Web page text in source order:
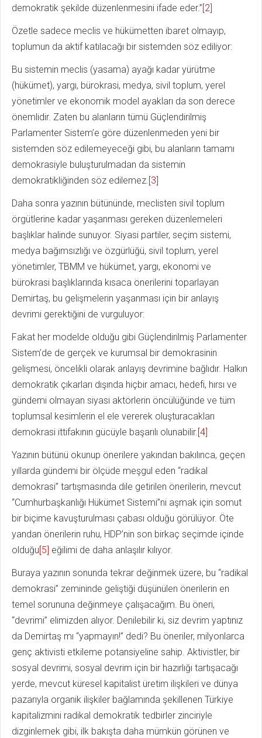
demokratik şekilde düzenlenmesini ifade eder.”[2]
Özetle sadece meclis ve hükümetten ibaret olmayıp,
toplumun da aktif katılacağı bir sistemden söz ediliyor:
Bu sistemin meclis (yasama) ayağı kadar yürütme
(hükümet), yargı, bürokrasi, medya, sivil toplum, yerel
yönetimler ve ekonomik model ayakları da son derece
önemlidir. Zaten bu alanların tümü Güçlendirilmiş
Parlamenter Sistem’e göre düzenlenmeden yeni bir
sistemden söz edilemeyeceği gibi, bu alanların tamamı
demokrasiyle buluşturulmadan da sistemin
demokratikliğinden söz edilemez.[3]
Daha sonra yazının bütününde, meclisten sivil toplum
örgütlerine kadar yaşanması gereken düzenlemeleri
başlıklar halinde sunuyor. Siyasi partiler, seçim sistemi,
medya bağımsızlığı ve özgürlüğü, sivil toplum, yerel
yönetimler, TBMM ve hükümet, yargı, ekonomi ve
bürokrasi başlıklarında kısaca önerilerini toparlayan
Demirtaş, bu gelişmelerin yaşanması için bir anlayış
devrimi gerektiğini de vurguluyor:
Fakat her modelde olduğu gibi Güçlendirilmiş Parlamenter
Sistem’de de gerçek ve kurumsal bir demokrasinin
gelişmesi, öncelikli olarak anlayış devrimine bağlıdır. Halkın
demokratik çıkarları dışında hiçbir amacı, hedefi, hırsı ve
gündemi olmayan siyasi aktörlerin öncülüğünde ve tüm
toplumsal kesimlerin el ele vererek oluşturacakları
demokrasi ittifakının gücüyle başarılı olunabilir.[4]
Yazının bütünü okunup önerilere yakından bakılınca, geçen
yıllarda gündemi bir ölçüde meşgul eden “radikal
demokrasi” tartışmasında dile getirilen önerilerin, mevcut
“Cumhurbaşkanlığı Hükümet Sistemi”ni aşmak için somut
bir biçime kavuşturulması çabası olduğu görülüyor. Öte
yandan önerilerin ruhu, HDP’nin son birkaç seçimde içinde
olduğu[5] eğilimi de daha anlaşılır kılıyor.
Buraya yazının sonunda tekrar değinmek üzere, bu “radikal
demokrasi” zemininde geliştiği düşünülen önerilerin en
temel sorununa değinmeye çalışacağım. Bu öneri,
“devrimi” elimizden alıyor. Denilebilir ki, siz devrim yaptınız
da Demirtaş mı “yapmayın!” dedi? Bu öneriler, milyonlarca
genç aktivisti etkileme potansiyeline sahip. Aktivistler, bir
sosyal devrimi, sosyal devrim için bir hazırlığı tartışacağı
yerde, mevcut küresel kapitalist üretim ilişkileri ve dünya
pazarıyla organik ilişkiler bağlamında şekillenen Türkiye
kapitalizmini radikal demokratik tedbirler zinciriyle
dizginlemek gibi, ilk bakışta daha mümkün görünen ve